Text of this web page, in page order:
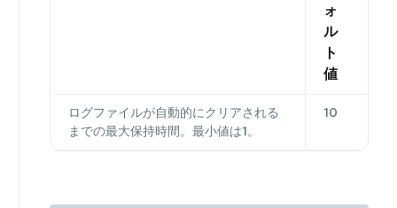
ォ
ル
ト
値
ログファイルが自動的にクリアされる
までの最大保持時間。最小値は1。
10